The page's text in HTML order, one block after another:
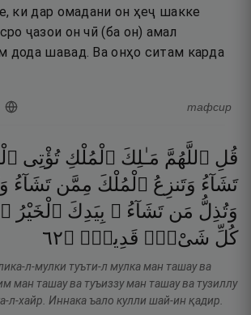
ки дар омадани он ҳеҷ шакке
ҷазои он чӣ (ба он) амал
дода шавад. Ва онҳо ситам карда
тафсир
قُلِ ٱللَّهُمَّ مَـٰلِكَ ٱلْمُلْكِ تُؤْتِى
تَشَآءُ وَتَنزِعُ ٱلْمُلْكَ مِمَّن تَشَآءُ
وَتُذِلُّ مَن تَشَآءُ ۖ بِيَدِكَ ٱلْخَيْرُ ۖ
كُلِّ شَىْءٍۢ قَدِيرٌۭ ۝٢٦
л-мулки туъти-л мулка ман ташау ва
ман ташау ва туъиззу ман ташау ва тузиллу
л-хайр. Иннака ъало кулли шай-ин қадир.